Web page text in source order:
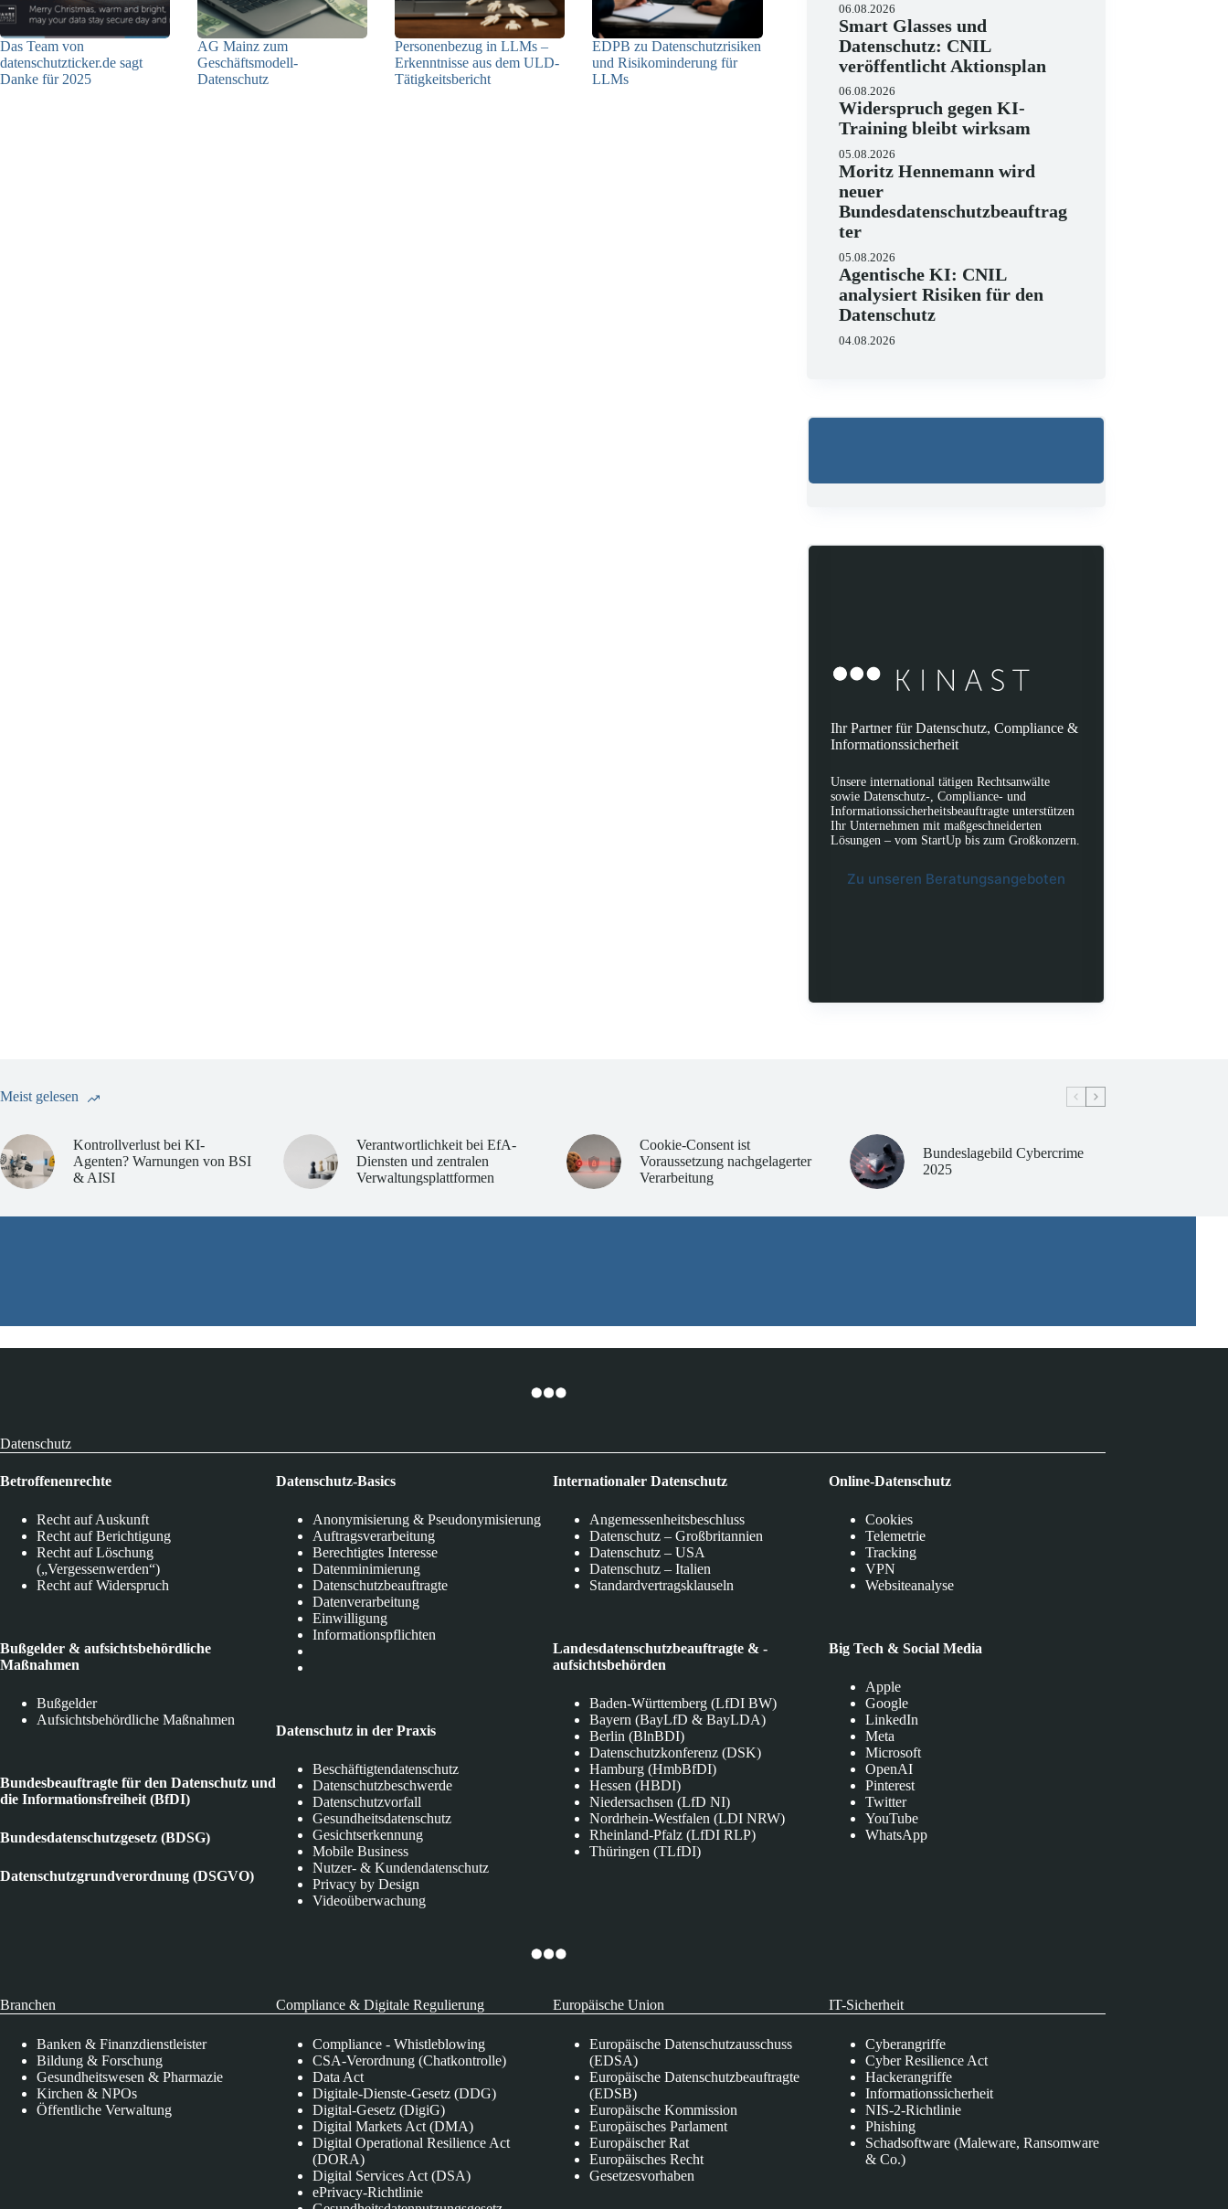
Das Team von
datenschutzticker.de sagt
Danke für 2025
AG Mainz zum
Geschäftsmodell-
Datenschutz
Personenbezug in LLMs –
Erkenntnisse aus dem ULD-
Tätigkeitsbericht
EDPB zu Datenschutzrisiken
und Risikominderung für
LLMs
06.08.2026
Smart Glasses und
Datenschutz: CNIL
veröffentlicht Aktionsplan
06.08.2026
Widerspruch gegen KI-
Training bleibt wirksam
05.08.2026
Moritz Hennemann wird
neuer
Bundesdatenschutzbeauftrag
ter
05.08.2026
Agentische KI: CNIL
analysiert Risiken für den
Datenschutz
04.08.2026
Ihr Partner für Datenschutz, Compliance &
Informationssicherheit
Unsere international tätigen Rechtsanwälte
sowie Datenschutz-, Compliance- und
Informationssicherheitsbeauftragte unterstützen
Ihr Unternehmen mit maßgeschneiderten
Lösungen – vom StartUp bis zum Großkonzern.
Zu unseren Beratungsangeboten
Meist gelesen
Kontrollverlust bei KI-
Agenten? Warnungen von BSI
& AISI
Verantwortlichkeit bei EfA-
Diensten und zentralen
Verwaltungsplattformen
Cookie-Consent ist
Voraussetzung nachgelagerter
Verarbeitung
Bundeslagebild Cybercrime
2025
Datenschutz
Betroffenenrechte
Recht auf Auskunft
Recht auf Berichtigung
Recht auf Löschung
(„Vergessenwerden“)
Recht auf Widerspruch
Bußgelder & aufsichtsbehördliche
Maßnahmen
Bußgelder
Aufsichtsbehördliche Maßnahmen
Bundesbeauftragte für den Datenschutz und
die Informationsfreiheit (BfDI)
Bundesdatenschutzgesetz (BDSG)
Datenschutzgrundverordnung (DSGVO)
Datenschutz-Basics
Anonymisierung & Pseudonymisierung
Auftragsverarbeitung
Berechtigtes Interesse
Datenminimierung
Datenschutzbeauftragte
Datenverarbeitung
Einwilligung
Informationspflichten
Datenschutz in der Praxis
Beschäftigtendatenschutz
Datenschutzbeschwerde
Datenschutzvorfall
Gesundheitsdatenschutz
Gesichtserkennung
Mobile Business
Nutzer- & Kundendatenschutz
Privacy by Design
Videoüberwachung
Internationaler Datenschutz
Angemessenheitsbeschluss
Datenschutz – Großbritannien
Datenschutz – USA
Datenschutz – Italien
Standardvertragsklauseln
Landesdatenschutzbeauftragte & -
aufsichtsbehörden
Baden-Württemberg (LfDI BW)
Bayern (BayLfD & BayLDA)
Berlin (BlnBDI)
Datenschutzkonferenz (DSK)
Hamburg (HmbBfDI)
Hessen (HBDI)
Niedersachsen (LfD NI)
Nordrhein-Westfalen (LDI NRW)
Rheinland-Pfalz (LfDI RLP)
Thüringen (TLfDI)
Online-Datenschutz
Cookies
Telemetrie
Tracking
VPN
Websiteanalyse
Big Tech & Social Media
Apple
Google
LinkedIn
Meta
Microsoft
OpenAI
Pinterest
Twitter
YouTube
WhatsApp
Branchen
Banken & Finanzdienstleister
Bildung & Forschung
Gesundheitswesen & Pharmazie
Kirchen & NPOs
Öffentliche Verwaltung
Compliance & Digitale Regulierung
Compliance - Whistleblowing
CSA-Verordnung (Chatkontrolle)
Data Act
Digitale-Dienste-Gesetz (DDG)
Digital-Gesetz (DigiG)
Digital Markets Act (DMA)
Digital Operational Resilience Act
(DORA)
Digital Services Act (DSA)
ePrivacy-Richtlinie
Europäische Union
Europäische Datenschutzausschuss
(EDSA)
Europäische Datenschutzbeauftragte
(EDSB)
Europäische Kommission
Europäisches Parlament
Europäischer Rat
Europäisches Recht
Gesetzesvorhaben
IT-Sicherheit
Cyberangriffe
Cyber Resilience Act
Hackerangriffe
Informationssicherheit
NIS-2-Richtlinie
Phishing
Schadsoftware (Maleware, Ransomware
& Co.)